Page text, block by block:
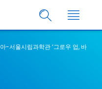
-서울시립과학관 ‘그로우 업, 바